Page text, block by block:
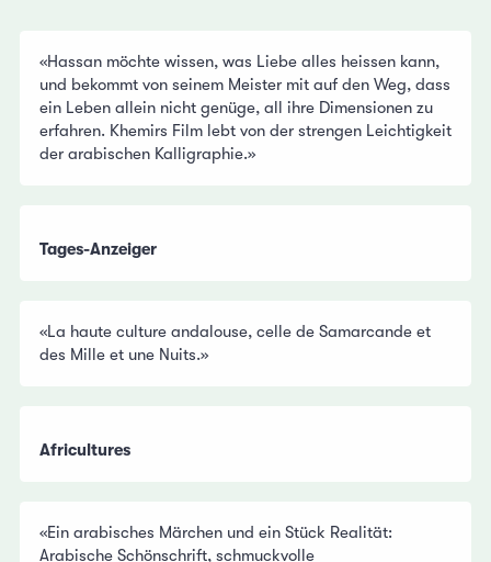
«Hassan möchte wissen, was Liebe alles heissen kann,
und bekommt von seinem Meister mit auf den Weg, dass
ein Leben allein nicht genüge, all ihre Dimensionen zu
erfahren. Khemirs Film lebt von der strengen Leichtigkeit
der arabischen Kalligraphie.»
Tages-Anzeiger
«La haute culture andalouse, celle de Samarcande et
des Mille et une Nuits.»
Africultures
«Ein arabisches Märchen und ein Stück Realität:
Arabische Schönschrift, schmuckvolle